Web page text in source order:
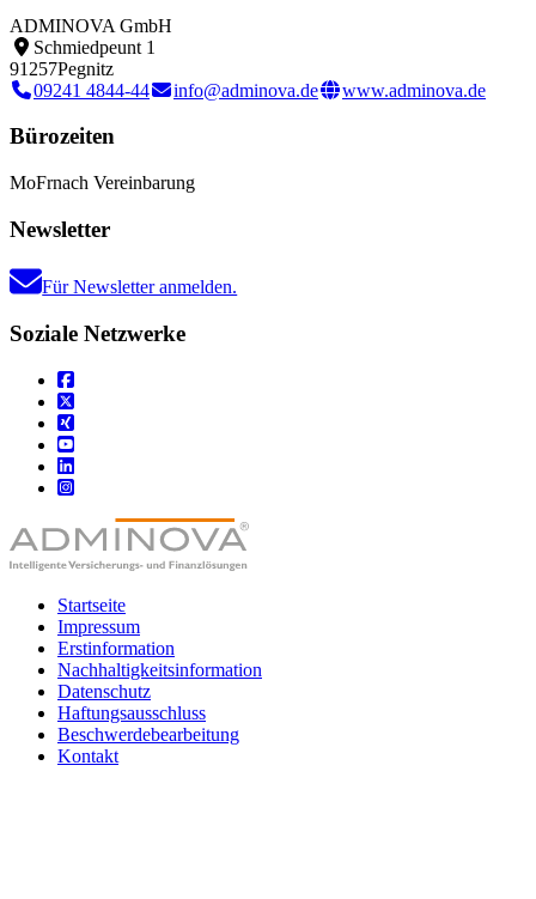
ADMINOVA GmbH
Schmiedpeunt 1
91257Pegnitz
09241 4844-44
info@adminova.de www.adminova.de
Bürozeiten
MoFrnach Vereinbarung
Newsletter
Für Newsletter anmelden.
Soziale Netzwerke
Startseite
Impressum
Erstinformation
Nachhaltigkeitsinformation
Datenschutz
Haftungsausschluss
Beschwerdebearbeitung
Kontakt